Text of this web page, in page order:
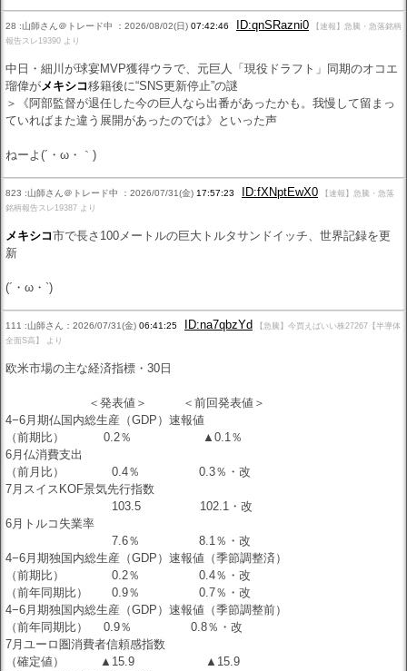
28 :山師さん＠トレード中 ：2026/08/02(日) 07:42:46 ID:qnSRazni0
【速報】急騰・急落銘柄
報告スレ19390 より
中日・細川が球宴MVP獲得ウラで、元巨人「現役ドラフト」同期のオコエ
瑠偉がメキシコ移籍後に“SNS更新停止”の謎
＞《阿部監督が退任した今の巨人なら出番があったかも。我慢して留まっ
ていればまた違う展開があったのでは》といった声
ねーよ(´・ω・｀)
823 :山師さん＠トレード中 ：2026/07/31(金) 17:57:23 ID:fXNptEwX0
【速報】急騰・急落
銘柄報告スレ19387 より
メキシコ市で長さ100メートルの巨大トルタサンドイッチ、世界記録を更
新
(´・ω・`)
111 :山師さん：2026/07/31(金) 06:41:25 ID:na7qbzYd
【急騰】今買えばいい株27267【半導体
全面S高】 より
欧米市場の主な経済指標・30日
＜発表値＞ ＜前回発表値＞
4−6月期仏国内総生産（GDP）速報値
（前期比） 0.2％ ▲0.1％
6月仏消費支出
（前月比） 0.4％ 0.3％・改
7月スイスKOF景気先行指数
103.5 102.1・改
6月トルコ失業率
7.6％ 8.1％・改
4−6月期独国内総生産（GDP）速報値（季節調整済）
（前期比） 0.2％ 0.4％・改
（前年同期比） 0.9％ 0.7％・改
4−6月期独国内総生産（GDP）速報値（季節調整前）
（前年同期比） 0.9％ 0.8％・改
7月ユーロ圏消費者信頼感指数
（確定値） ▲15.9 ▲15.9